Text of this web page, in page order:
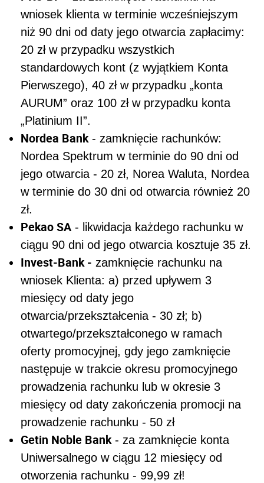
wniosek klienta w terminie wcześniejszym
niż 90 dni od daty jego otwarcia zapłacimy:
20 zł w przypadku wszystkich
standardowych kont (z wyjątkiem Konta
Pierwszego), 40 zł w przypadku „konta
AURUM” oraz 100 zł w przypadku konta
„Platinium II”.
Nordea Bank - zamknięcie rachunków:
Nordea Spektrum w terminie do 90 dni od
jego otwarcia - 20 zł, Norea Waluta, Nordea
w terminie do 30 dni od otwarcia również 20
zł.
Pekao SA - likwidacja każdego rachunku w
ciągu 90 dni od jego otwarcia kosztuje 35 zł.
Invest-Bank - zamknięcie rachunku na
wniosek Klienta: a) przed upływem 3
miesięcy od daty jego
otwarcia/przekształcenia - 30 zł; b)
otwartego/przekształconego w ramach
oferty promocyjnej, gdy jego zamknięcie
następuje w trakcie okresu promocyjnego
prowadzenia rachunku lub w okresie 3
miesięcy od daty zakończenia promocji na
prowadzenie rachunku - 50 zł
Getin Noble Bank - za zamknięcie konta
Uniwersalnego w ciągu 12 miesięcy od
otworzenia rachunku - 99,99 zł!